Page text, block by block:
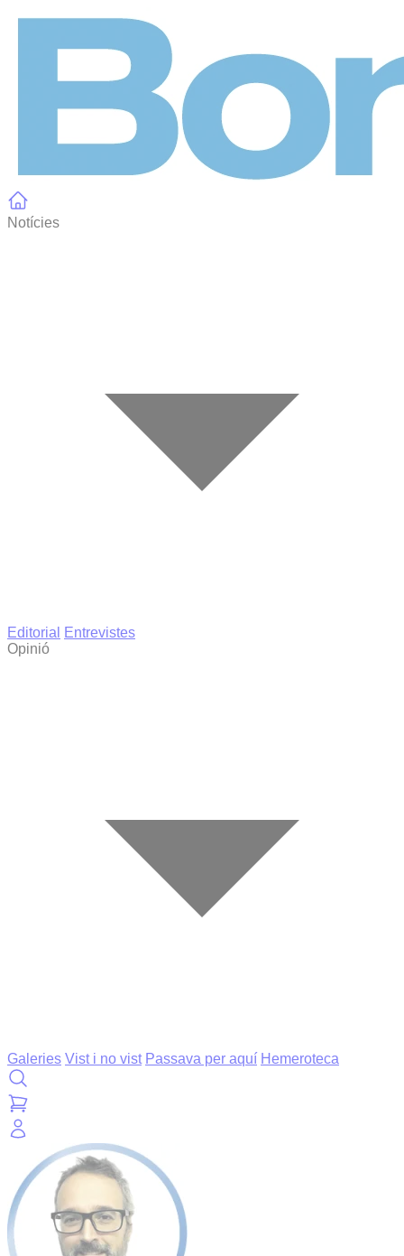
Notícies
Editorial
Entrevistes
Opinió
Galeries Vist i no vist Passava per aquí Hemeroteca